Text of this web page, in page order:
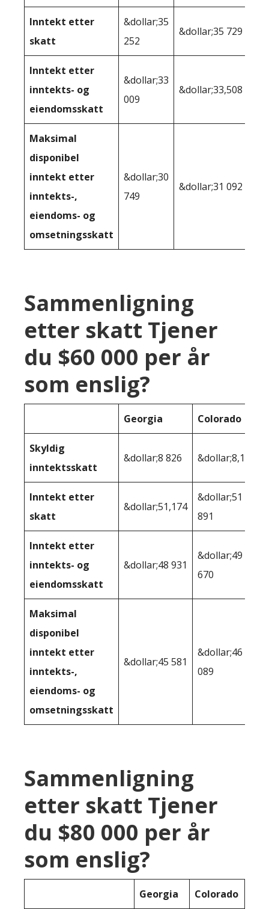
Inntekt etter
skatt
&dollar;35
252
&dollar;35 729
Inntekt etter
inntekts- og
eiendomsskatt
&dollar;33
009
&dollar;33,508
Maksimal
disponibel
inntekt etter
inntekts-,
eiendoms- og
omsetningsskatt
&dollar;30
749
&dollar;31 092
Sammenligning
etter skatt Tjener
du $60 000 per år
som enslig?
Georgia Colorado
Skyldig
inntektsskatt
&dollar;8 826 &dollar;8,109
Inntekt etter
skatt
&dollar;51,174
&dollar;51
891
Inntekt etter
inntekts- og
eiendomsskatt
&dollar;48 931
&dollar;49
670
Maksimal
disponibel
inntekt etter
inntekts-,
eiendoms- og
omsetningsskatt
&dollar;45 581
&dollar;46
089
Sammenligning
etter skatt Tjener
du $80 000 per år
som enslig?
Georgia Colorado